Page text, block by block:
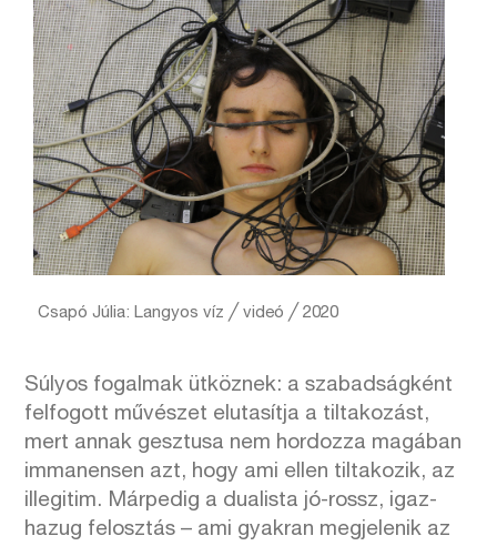
Csapó Júlia: Langyos víz ╱ videó ╱ 2020
Súlyos fogalmak ütköznek: a szabadságként
felfogott művészet elutasítja a tiltakozást,
mert annak gesztusa nem hordozza magában
immanensen azt, hogy ami ellen tiltakozik, az
illegitim. Márpedig a dualista jó-rossz, igaz-
hazug felosztás – ami gyakran megjelenik az